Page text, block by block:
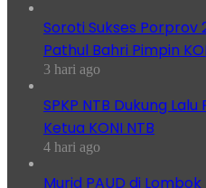
Soroti Sukses Porprov
Pathul Bahri Pimpin
3 hari ago
SPKP NTB Dukung
Ketua KONI NTB
4 hari ago
Murid PAUD di